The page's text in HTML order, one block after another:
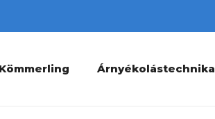
Kömmerling Árnyékolástechnika